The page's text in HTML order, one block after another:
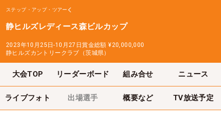
ステップ・アップ・ツアー
静ヒルズレディース森ビルカップ
2023年10月25日-10月27日賞金総額 ¥20,000,000
静ヒルズカントリークラブ（茨城県）
大会TOP リーダーボード 組み合せ ニュース
ライブフォト 出場選手 概要など TV放送予定